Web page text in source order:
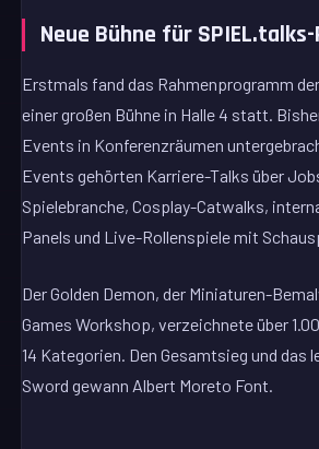
Neue Bühne für
Erstmals fand das Rahmenprogramm
einer großen Bühne in Halle 4 statt.
Events in Konferenzräumen
Events gehörten Karriere-Talks über
Spielebranche, Cosplay-Catwalks,
Panels und Live-Rollenspiele mit
Der Golden Demon, der Miniaturen-
Games Workshop, verzeichnete über
14 Kategorien. Den Gesamtsieg und das
Sword gewann Albert Moreto Font.